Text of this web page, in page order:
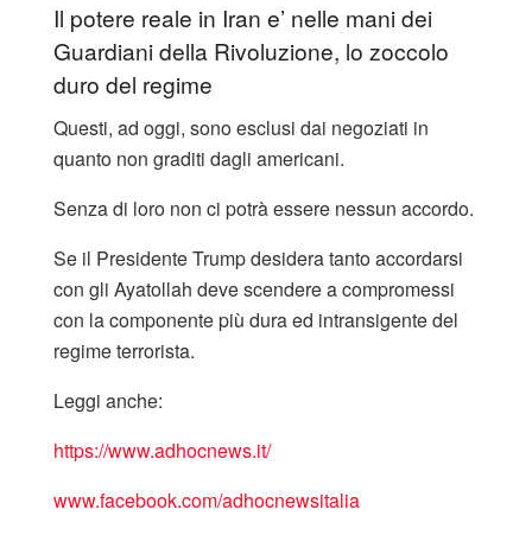
Il potere reale in Iran e’ nelle mani dei
Guardiani della Rivoluzione, lo zoccolo
duro del regime
Questi, ad oggi, sono esclusi dai negoziati in
quanto non graditi dagli americani.
Senza di loro non ci potrà essere nessun accordo.
Se il Presidente Trump desidera tanto accordarsi
con gli Ayatollah deve scendere a compromessi
con la componente più dura ed intransigente del
regime terrorista.
Leggi anche:
https://www.adhocnews.it/
www.facebook.com/adhocnewsitalia